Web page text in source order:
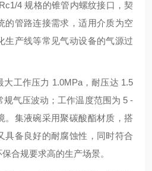
4 规格的锥管内螺纹接口，契
的管路连接需求，适用介质为空
生产线等常见气动设备的气源过
工作压力 1.0MPa，耐压达 1.5
规气压波动；工作温度范围为 5 -
集液碗采用聚碳酸酯材质，搭
具备良好的耐腐蚀性，同时符合
合规要求高的生产场景。